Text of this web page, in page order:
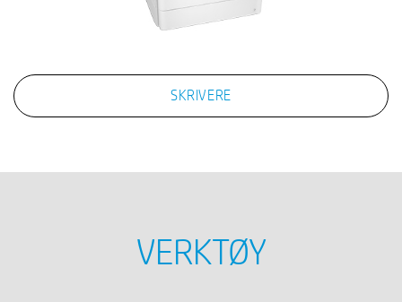
SKRIVERE
VERKTØY